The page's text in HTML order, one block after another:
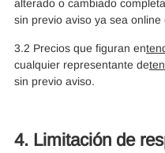
alterado o cambiado
sin previo aviso ya sea online
3.2 Precios que figuran en
cualquier representante de
sin previo aviso.
4. Limitación de